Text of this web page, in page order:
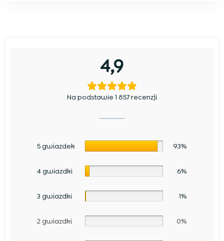
4,9
Na podstawie 1 857 recenzji
5 gwiazdek 93%
4 gwiazdki 6%
3 gwiazdki 1%
2 gwiazdki 0%